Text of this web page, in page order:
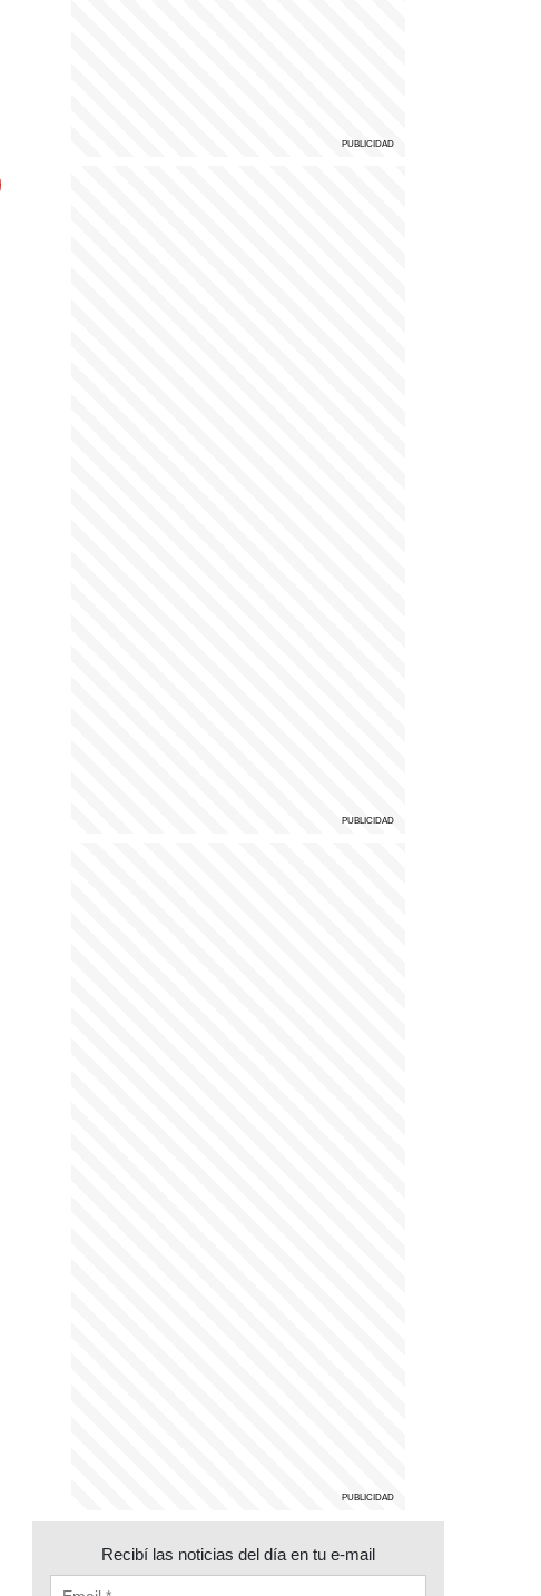
Recibí las noticias del día en tu e-mail